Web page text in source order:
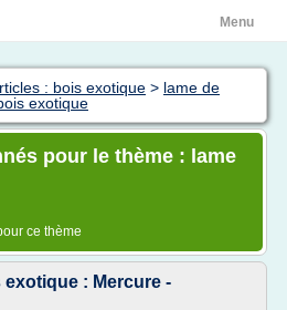
Menu
: bois exotique > lame de
exotique
pour le thème : lame
ce thème
: Mercure -